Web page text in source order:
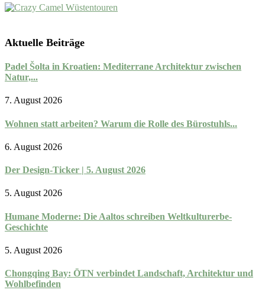
Aktuelle Beiträge
Padel Šolta in Kroatien: Mediterrane Architektur zwischen
Natur,...
7. August 2026
Wohnen statt arbeiten? Warum die Rolle des Bürostuhls...
6. August 2026
Der Design-Ticker | 5. August 2026
5. August 2026
Humane Moderne: Die Aaltos schreiben Weltkulturerbe-
Geschichte
5. August 2026
Chongqing Bay: ŌTN verbindet Landschaft, Architektur und
Wohlbefinden